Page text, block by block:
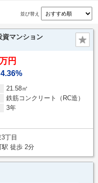
並び替え
資マンション
円
4.36%
21.58㎡
鉄筋コンクリート（RC造）
3年
丁目
徒歩 2分